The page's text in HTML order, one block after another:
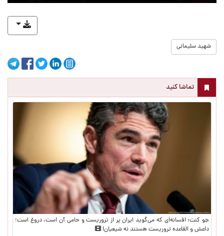
شهید سلیمانی
تماشا کنید
جو کنت: افسانه‌ای که می‌گوید ایران پر از تروریست و حامی آن است، دروغ است؛
داعش و القاعده تروریست هستند نه شیعیان!